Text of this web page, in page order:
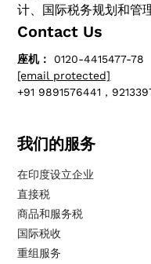
计、国际税务规划和管
Contact Us
座机：
0120-4415477-78
[email protected]
+91 9891576441，
我们的服务
在印度设立企业
直接税
商品和服务税
国际税收
重组服务